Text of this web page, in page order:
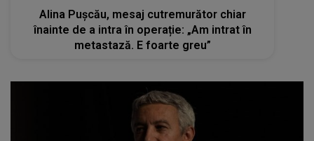
Alina Pușcău, mesaj cutremurător chiar
înainte de a intra în operație: „Am intrat în
metastază. E foarte greu”